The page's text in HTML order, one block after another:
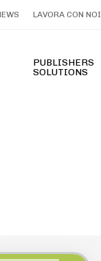
LAVORA CON NOI
PUBLISHERS
SOLUTIONS